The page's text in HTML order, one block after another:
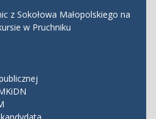
z Sokołowa Małopolskiego na
w Pruchniku